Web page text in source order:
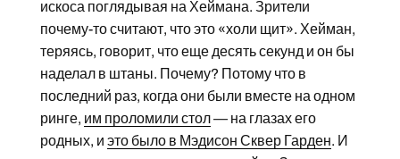
искоса поглядывая на Хеймана. Зрители
почему-то считают, что это «холи щит». Хейман,
теряясь, говорит, что еще десять секунд и он бы
наделал в штаны. Почему? Потому что в
последний раз, когда они были вместе на одном
ринге, им проломили стол— на глазах его
родных, и это было в Мэдисон Сквер Гарден. И